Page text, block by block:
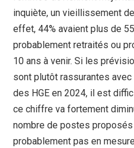
inquiète, un vieillissement
effet, 44% avaient plus de
probablement retraités ou
10 ans à venir. Si les
sont plutôt rassurantes avec
des HGE en 2024, il est
ce chiffre va fortement
nombre de postes
probablement pas en